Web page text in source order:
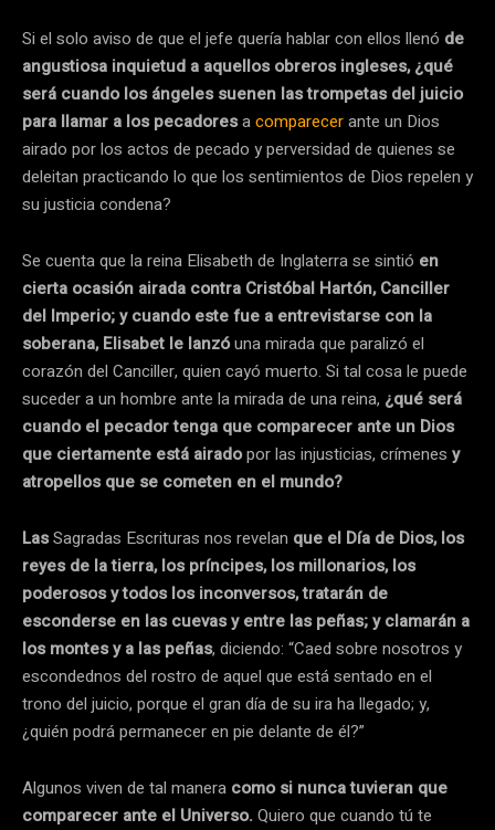
Si el solo aviso de que el jefe quería hablar con ellos llenó de
angustiosa inquietud a aquellos obreros ingleses, ¿qué
será cuando los ángeles suenen las trompetas del juicio
para llamar a los pecadoresacomparecerante un Dios
airado por los actos de pecado y perversidad de quienes se
deleitan practicando lo que los sentimientos de Dios repelen y
su justicia condena?
Se cuenta que la reina Elisabeth de Inglaterra se sintió en
cierta ocasión airada contra Cristóbal Hartón, Canciller
del Imperio; y cuando este fue a entrevistarse con la
soberana, Elisabet le lanzóuna mirada que paralizó el
corazón del Canciller, quien cayó muerto. Si tal cosa le puede
suceder a un hombre ante la mirada de una reina, ¿qué será
cuando el pecador tenga que comparecer ante un Dios
que ciertamente está airadopor las injusticias, crímenes y
atropellos que se cometen en el mundo?
LasSagradas Escrituras nos revelan que el Día de Dios, los
reyes de la tierra, los príncipes, los millonarios, los
poderosos y todos los inconversos, tratarán de
esconderse en las cuevas y entre las peñas; y clamarán a
los montes y a las peñas, diciendo: “Caed sobre nosotros y
escondednos del rostro de aquel que está sentado en el
trono del juicio, porque el gran día de su ira ha llegado; y,
¿quién podrá permanecer en pie delante de él?”
Algunos viven de tal manera como si nunca tuvieran que
comparecer ante el Universo. Quiero que cuando tú te